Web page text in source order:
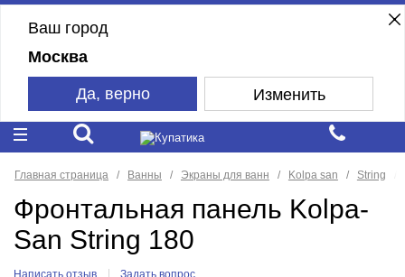
Ваш город
Москва
Да, верно Изменить
Главная страница Ванны Экраны для ванн Kolpa san String
Фронтальная панель Kolpa-
San String 180
Написать отзыв Задать вопрос